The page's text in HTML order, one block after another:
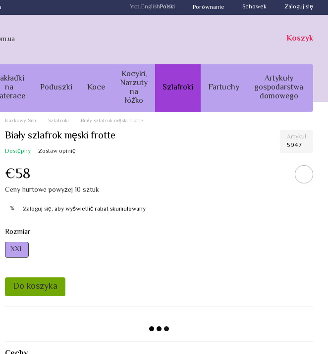
Укр.EnglishPolski Porównanie Schowek Zaloguj się
Koszyk
na Poduszki Koce
Kocyki,
Narzuty
na
łóżko
Szlafroki Fartuchy
Artykuły
gospodarstwa
domowego
Kazkowy Sen Szlafroki Biały szlafrok męski frotte
Biały szlafrok męski frotte Artykuł
5947
Dostępny Zostaw opinię
€58
Ceny hurtowe powyżej 10 sztuk
% Zaloguj się, aby wyświetlić rabat skumulowany
Rozmiar
XXL
Do koszyka